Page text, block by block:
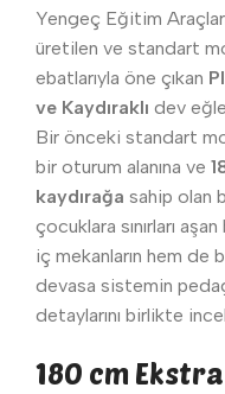
Yengeç Eğitim
üretilen ve standart
ebatlarıyla öne çıkan
ve Kaydıraklı dev
Bir önceki standart
bir oturum alanına ve
kaydırağa sahip olan
çocuklara sınırları
iç mekanların hem de
devasa sistemin
detaylarını birlikte
180 cm